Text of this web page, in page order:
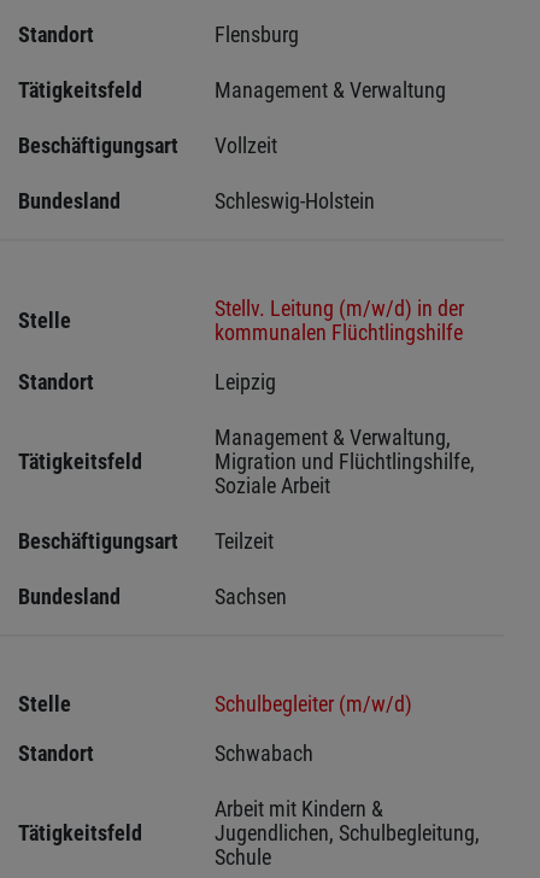
Standort
Flensburg
Tätigkeitsfeld Management & Verwaltung
Beschäftigungsart Vollzeit
Bundesland Schleswig-Holstein
Stelle
Stellv. Leitung (m/w/d) in der
kommunalen Flüchtlingshilfe
Standort
Leipzig
Tätigkeitsfeld
Management & Verwaltung,
Migration und Flüchtlingshilfe,
Soziale Arbeit
Beschäftigungsart Teilzeit
Bundesland Sachsen
Stelle
Schulbegleiter (m/w/d)
Standort
Schwabach
Tätigkeitsfeld
Arbeit mit Kindern &
Jugendlichen, Schulbegleitung,
Schule